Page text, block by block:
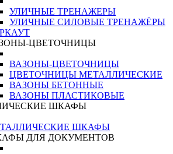
УЛИЧНЫЕ ТРЕНАЖЕРЫ
УЛИЧНЫЕ СИЛОВЫЕ ТРЕНАЖЁРЫ
ЦВЕТОЧНИЦЫ
ВАЗОНЫ-ЦВЕТОЧНИЦЫ
ЦВЕТОЧНИЦЫ МЕТАЛЛИЧЕСКИЕ
ВАЗОНЫ БЕТОННЫЕ
ВАЗОНЫ ПЛАСТИКОВЫЕ
ШКАФЫ
ШКАФЫ
ДЛЯ ДОКУМЕНТОВ